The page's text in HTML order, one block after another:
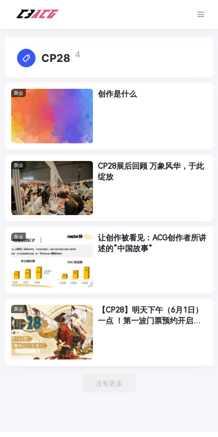
CP28 4
展会 创作是什么
展会
CP28展后回顾 万象风华，于此
绽放
展会
让创作被看见：ACG创作者所讲
述的“中国故事”
展会
【CP28】明天下午（6月1日）
一点 ！第一波门票预约开启！
没有更多